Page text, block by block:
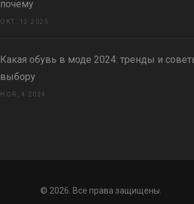
почему
ОКТ, 12 2025
Какая обувь в моде 2024: тренды и
выбору
НОЯ, 4 2024
© 2026. Все права защищены.